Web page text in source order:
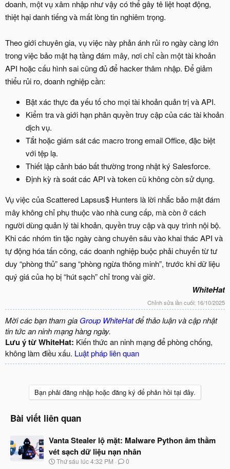
doanh, một vụ xâm nhập như vậy có thể gây tê liệt hoạt động,
thiệt hại danh tiếng và mất lòng tin nghiêm trọng.
Theo giới chuyên gia, vụ việc này phản ánh rủi ro ngày càng lớn
trong việc bảo mật hạ tầng đám mây, nơi chỉ cần một tài khoản
API hoặc cấu hình sai cũng đủ để hacker thâm nhập. Để giảm
thiểu rủi ro, doanh nghiệp cần:
Bật xác thực đa yếu tố cho mọi tài khoản quản trị và API.
Kiểm tra và giới hạn phân quyền truy cập của các tài khoản
dịch vụ.
Tắt hoặc giám sát các macro trong email Office, đặc biệt
với tệp lạ.
Thiết lập cảnh báo bất thường trong nhật ký Salesforce.
Định kỳ rà soát các API và token cũ không còn sử dụng.
Vụ việc của Scattered Lapsus$ Hunters là lời nhắc bảo mật đám
mây không chỉ phụ thuộc vào nhà cung cấp, mà còn ở cách
người dùng quản lý tài khoản, quyền truy cập và quy trình nội bộ.
Khi các nhóm tin tặc ngày càng chuyên sâu vào khai thác API và
tự động hóa tấn công, các doanh nghiệp buộc phải chuyển từ tư
duy “phòng thủ” sang “phòng ngừa thông minh”, trước khi dữ liệu
quý giá của họ bị “hút sạch” chỉ trong vài giờ.
WhiteHat
Chỉnh sửa lần cuối: 16/10/2025
Mời các bạn tham gia Group WhiteHatđể thảo luận và cập nhật
tin tức an ninh mạng hàng ngày.
Lưu ý từ WhiteHat: Kiến thức an ninh mạng để phòng chống,
không làm điều xấu. Luật pháp liên quan
Bạn phải đăng nhập hoặc đăng ký để phản hồi tại đây.
Bài viết liên quan
Vanta Stealer lộ mặt: Malware Python âm thầm
vét sạch dữ liệu nạn nhân
N
Thứ sáu lúc 4:32 PM 0